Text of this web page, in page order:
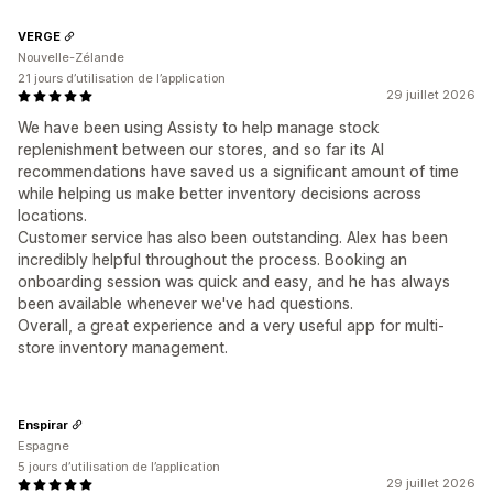
29 juillet 2026
We have been using Assisty to help manage stock
replenishment between our stores, and so far its AI
recommendations have saved us a significant amount of time
while helping us make better inventory decisions across
locations.
Customer service has also been outstanding. Alex has been
incredibly helpful throughout the process. Booking an
onboarding session was quick and easy, and he has always
been available whenever we've had questions.
Overall, a great experience and a very useful app for multi-
store inventory management.
VERGE
Nouvelle-Zélande
21 jours d’utilisation de l’application
29 juillet 2026
Enspirar
Espagne
5 jours d’utilisation de l’application